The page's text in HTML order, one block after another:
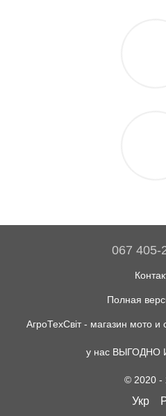
067 405-
Полная
АгроТехСвіт - магазин мото и
у нас
© 2020 -
Укр